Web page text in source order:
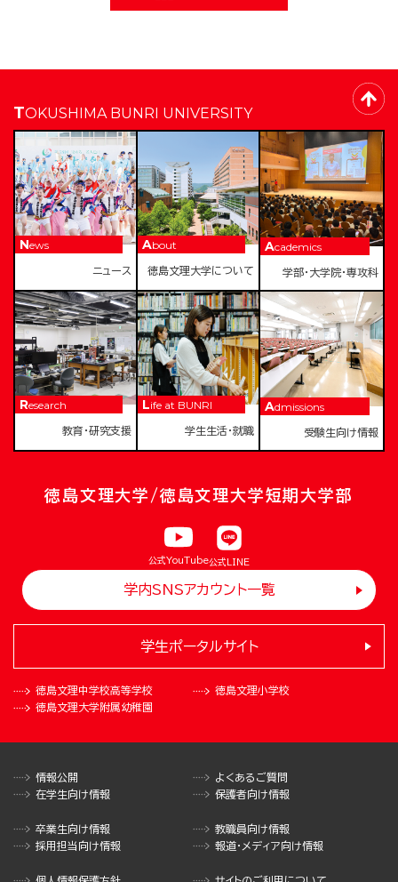
TOKUSHIMA BUNRI UNIVERSITY
News
ニュース
About
徳島文理大学について
Academics
学部・大学院・専攻科
Research
教育・研究支援
Life at BUNRI
学生生活・就職
Admissions
受験生向け情報
徳島文理大学/徳島文理大学短期大学部
公式YouTube公式LINE
学内SNSアカウント一覧
徳島文理中学校高等学校
徳島文理小学校
徳島文理大学附属幼稚園
学生ポータルサイト
情報公開
よくあるご質問
在学生向け情報
保護者向け情報
卒業生向け情報
教職員向け情報
採用担当向け情報
報道・メディア向け情報